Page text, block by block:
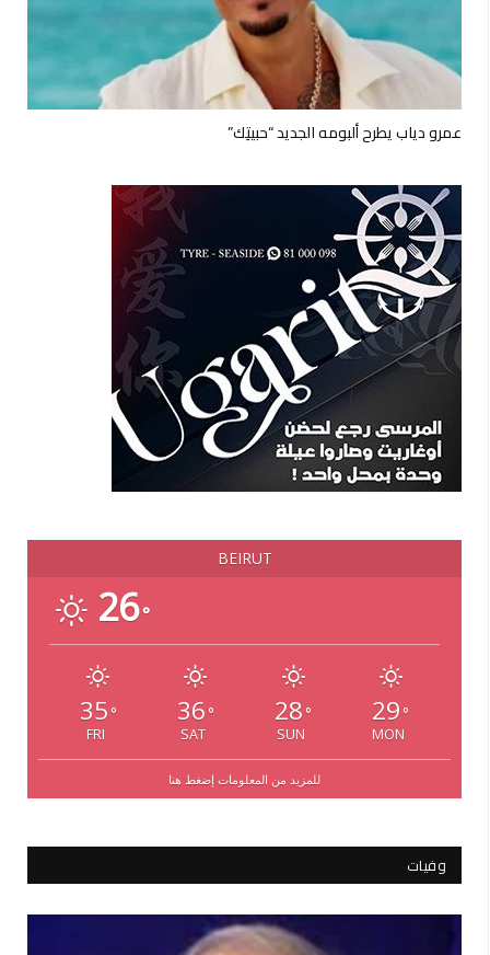
عمرو دياب يطرح ألبومه الجديد “حبيتِك”
BEIRUT
26°
35 °
FRI
36 °
SAT
28 °
SUN
29 °
MON
للمزيد من المعلومات إضغط هنا
وفيات